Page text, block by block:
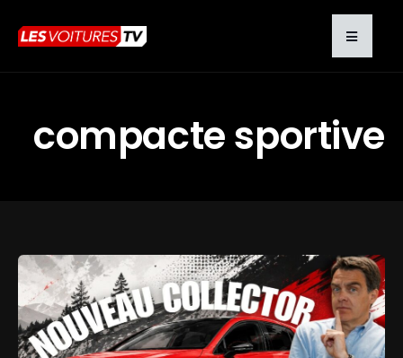
compacte sportive